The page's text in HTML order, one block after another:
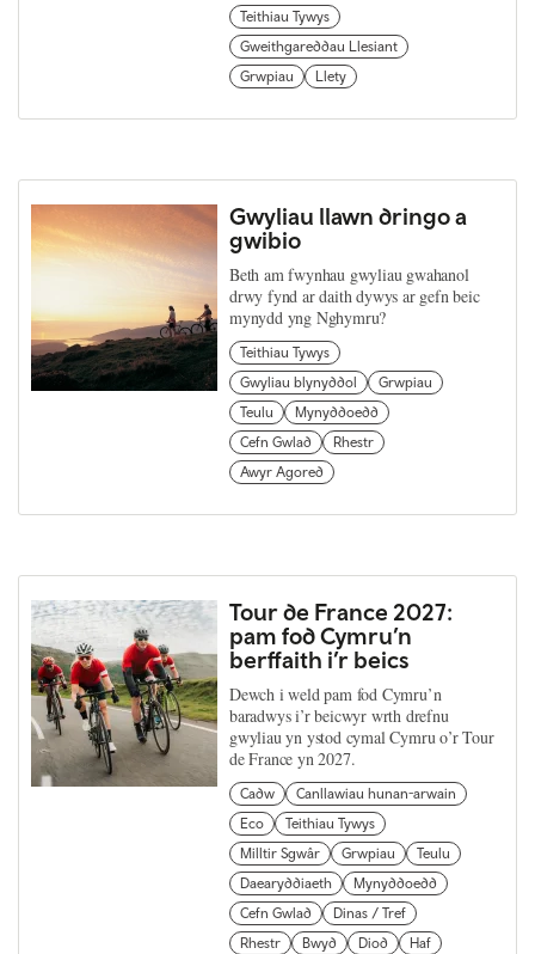
Teithiau Tywys
Gweithgareddau Llesiant
Grwpiau
Llety
Gwyliau llawn dringo a
gwibio
Beth am fwynhau gwyliau gwahanol
drwy fynd ar daith dywys ar gefn beic
mynydd yng Nghymru?
Teithiau Tywys
Gwyliau blynyddol
Grwpiau
Teulu
Mynyddoedd
Cefn Gwlad
Rhestr
Awyr Agored
Tour de France 2027:
pam fod Cymru’n
berffaith i’r beics
Dewch i weld pam fod Cymru’n
baradwys i’r beicwyr wrth drefnu
gwyliau yn ystod cymal Cymru o’r Tour
de France yn 2027.
Cadw
Canllawiau hunan-arwain
Eco
Teithiau Tywys
Milltir Sgwâr
Grwpiau
Teulu
Daearyddiaeth
Mynyddoedd
Cefn Gwlad
Dinas / Tref
Rhestr
Bwyd Diod
Haf